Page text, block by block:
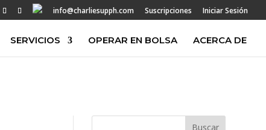
info@charliesupph.com Suscripciones Iniciar Sesión
SERVICIOS OPERAR EN BOLSA ACERCA DE